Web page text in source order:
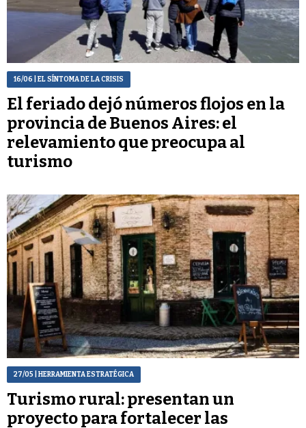
16/06 | EL SÍNTOMA DE LA CRISIS
El feriado dejó números flojos en la
provincia de Buenos Aires: el
relevamiento que preocupa al
turismo
27/05 | HERRAMIENTA ESTRATÉGICA
Turismo rural: presentan un
proyecto para fortalecer las